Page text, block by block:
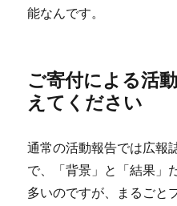
能なんです。
ご寄付による活
えてください
通常の活動報告では広報
で、「背景」と「結果」
多いのですが、まるごと